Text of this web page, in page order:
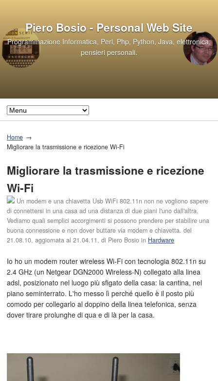
Piero Bosio - Personal Web Site
Programmazione Informatica, Perl, Php, Python, Java, elettronica,
pensieri personali.
Home
Migliorare la trasmissione e ricezione Wi-Fi
Migliorare la trasmissione e ricezione
Wi-Fi
Un modem e una chiavetta Usb WiFi 802.11n non ne vogliono sapere
di connettersi in una casa ad una distanza di due piani l'uno dall'altra.
Vediamo quali semplici accorgimenti si possono prendere per stabilire una
buona connessione e non dover buttare via modem e chiavetta. del
21.08.10, aggiornata al 21.04.11, di Piero Bosio in Hardware
Io ho un modem router wireless Wi-Fi con tecnologia 802.11n su
2.4 GHz (un Netgear DGN2000 Wireless-N) collegato alla linea
adsl, posizionato nel luogo più sfigato della casa: la cantina, nel
piano seminterrato. L'ho messo lì perché quello è il posto più
comodo per collegarlo al doppino della linea telefonica, senza
dover tirare prolunghe di qua e di là per la casa.